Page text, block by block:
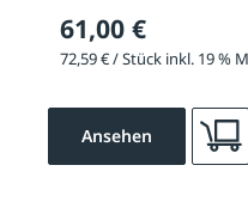
61,00 €
72,59 € / Stück inkl. 19 %
Ansehen